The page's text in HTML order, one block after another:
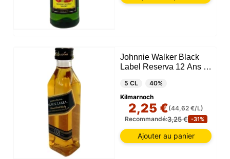
Johnnie Walker Black
Label Reserva 12 Ans 5
5 CL
40%
Kilmarnoch
2,25 €(44,62 €/L)
Recommandé:3,25 € -31%
Ajouter au panier